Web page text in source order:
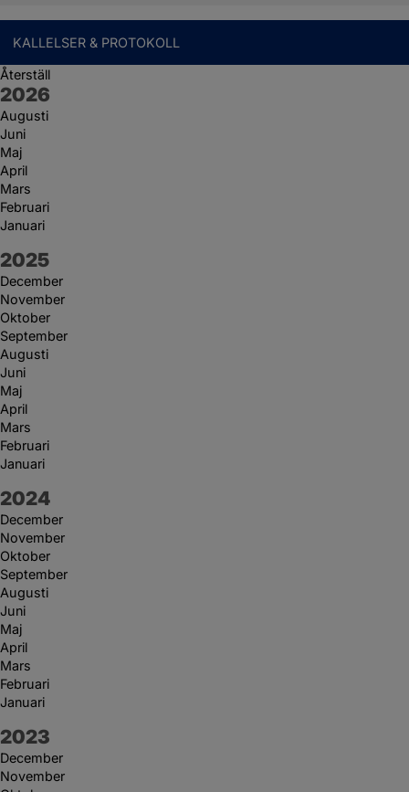
KALLELSER & PROTOKOLL
Återställ
År:
2026
Augusti
Juni
Maj
April
Mars
Februari
Januari
År:
2025
December
November
Oktober
September
Augusti
Juni
Maj
April
Mars
Februari
Januari
År:
2024
December
November
Oktober
September
Augusti
Juni
Maj
April
Mars
Februari
Januari
År:
2023
December
November